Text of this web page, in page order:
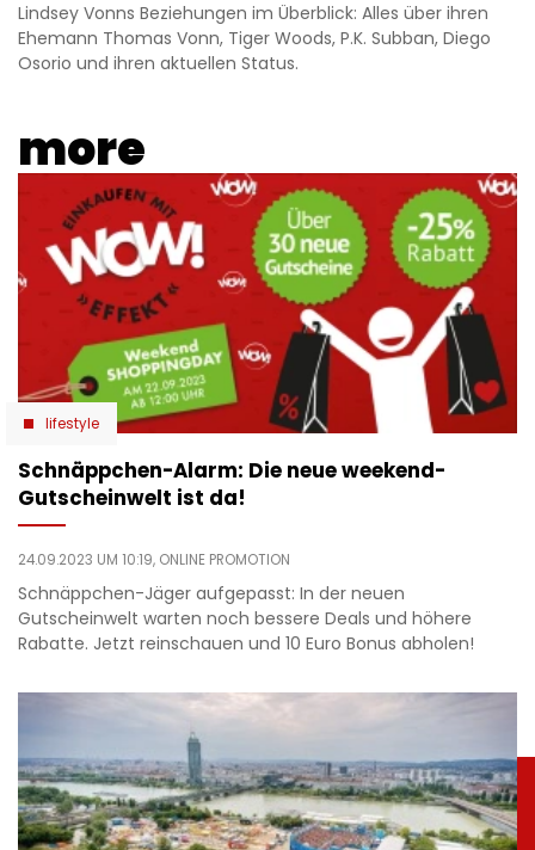
Lindsey Vonns Beziehungen im Überblick: Alles über ihren
Ehemann Thomas Vonn, Tiger Woods, P.K. Subban, Diego
Osorio und ihren aktuellen Status.
more
lifestyle
Schnäppchen-Alarm: Die neue weekend-
Gutscheinwelt ist da!
24.09.2023 UM 10:19, ONLINE PROMOTION
Schnäppchen-Jäger aufgepasst: In der neuen
Gutscheinwelt warten noch bessere Deals und höhere
Rabatte. Jetzt reinschauen und 10 Euro Bonus abholen!